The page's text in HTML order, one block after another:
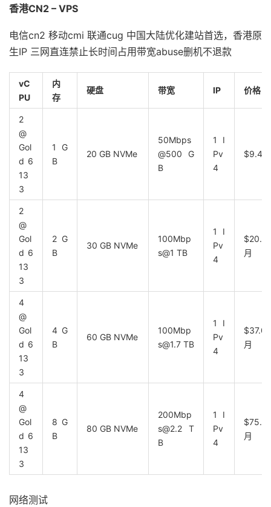
香港CN2 – VPS
电信cn2 移动cmi 联通cug 中国大陆优化建站首选，香港原
生IP 三网直连禁止长时间占用带宽abuse删机不退款
vC
PU
内
存
硬盘 带宽 IP 价格
2
@
Gol
d 6
13
3
1 G
B
20 GB NVMe
50Mbps
@500 G
B
1 I
Pv
4
$9.41/
2
@
Gol
d 6
13
3
2 G
B
30 GB NVMe
100Mbp
s@1 TB
1 I
Pv
4
月
4
@
Gol
d 6
13
3
4 G
B
60 GB NVMe
100Mbp
s@1.7 TB
1 I
Pv
4
月
4
@
Gol
d 6
13
3
8 G
B
80 GB NVMe
200Mbp
s@2.2 T
B
1 I
Pv
4
月
网络测试